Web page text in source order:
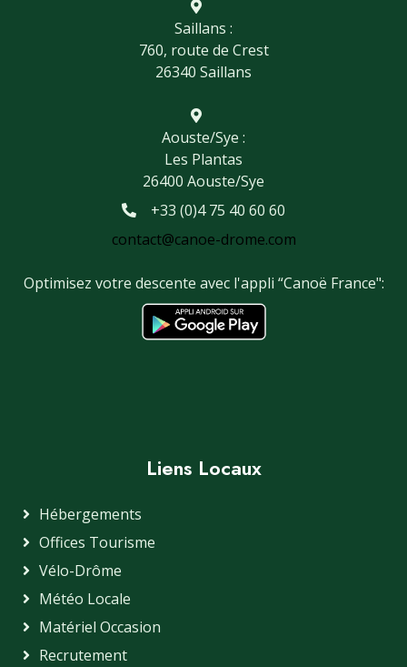
Saillans :
760, route de Crest
26340 Saillans
Aouste/Sye :
Les Plantas
26400 Aouste/Sye
+33 (0)4 75 40 60 60
contact@canoe-drome.com
Optimisez votre descente avec l'appli “Canoë France":
Liens Locaux
Hébergements
Offices Tourisme
Vélo-Drôme
Météo Locale
Matériel Occasion
Recrutement